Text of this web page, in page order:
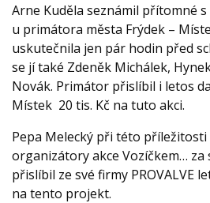
Arne Kuděla seznámil přítomné
u primátora města Frýdek –
uskutečnila jen pár hodin před
se jí také Zdeněk Michálek,
Novák. Primátor přislíbil i letos
Místek 20 tis. Kč na tuto akci.
Pepa Melecký při této příležitosti
organizátory akce Vozíčkem… za
přislíbil ze své firmy PROVALVE
na tento projekt.